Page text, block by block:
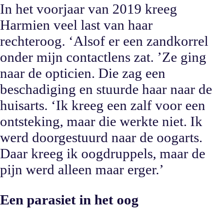
In het voorjaar van 2019 kreeg
Harmien veel last van haar
rechteroog. ‘Alsof er een zandkorrel
onder mijn contactlens zat. ’Ze ging
naar de opticien. Die zag een
beschadiging en stuurde haar naar de
huisarts. ‘Ik kreeg een zalf voor een
ontsteking, maar die werkte niet. Ik
werd doorgestuurd naar de oogarts.
Daar kreeg ik oogdruppels, maar de
pijn werd alleen maar erger.’
Een parasiet in het oog